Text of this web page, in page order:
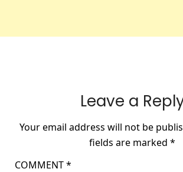
Leave a
Your email address will not be
fields are marked *
COMMENT*